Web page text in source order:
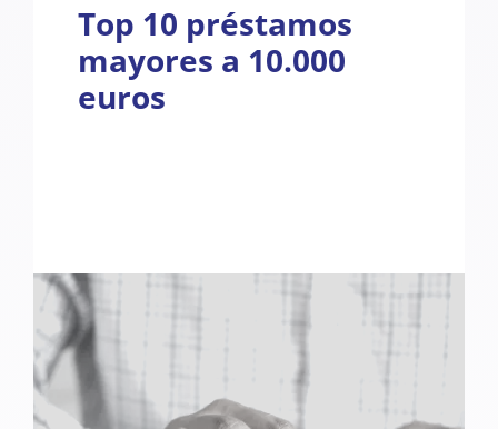
Top 10 préstamos
mayores a 10.000
euros